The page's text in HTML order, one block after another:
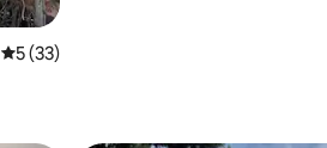
คะแนนเฉลี่ย 5 จาก 5, 33 รีวิว
5 (33)